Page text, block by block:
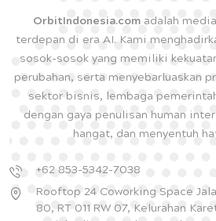
OrbitIndonesia.com adalah
terdepan di era AI. Kami
sosok-sosok yang memiliki
perubahan, serta menyebarluaskan
sektor bisnis, lembaga
dengan gaya penulisan human
hangat, dan menyentuh
+62 853-5342-7038
Rooftop 24 Coworking Space
80, RT 011 RW 07, Kelurahan